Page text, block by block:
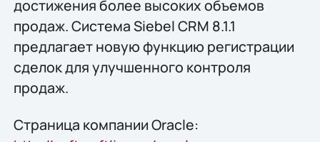
достижения более высоких объемов
продаж. Система Siebel CRM 8.1.1
предлагает новую функцию регистрации
сделок для улучшенного контроля
продаж.
Страница компании Oracle: